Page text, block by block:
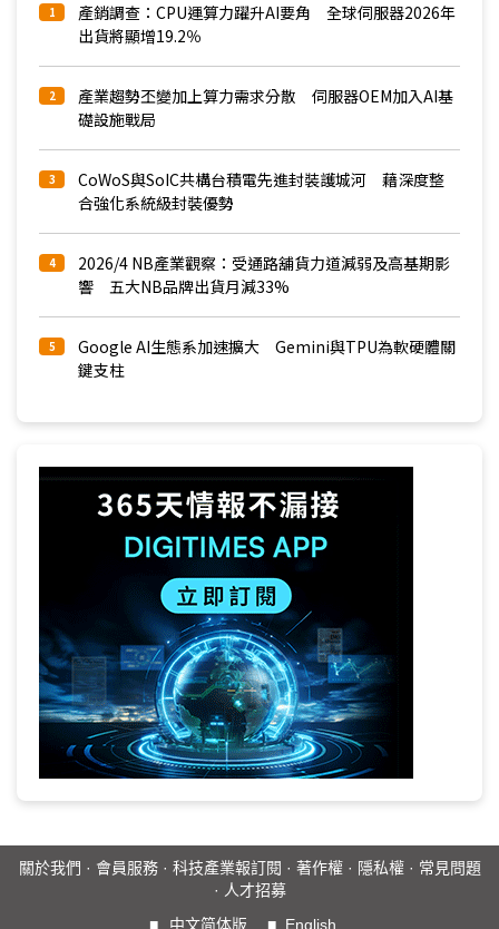
1
產銷調查：CPU運算力躍升AI要角 全球伺服器2026年
出貨將顯增19.2％
2
產業趨勢丕變加上算力需求分散 伺服器OEM加入AI基
礎設施戰局
3
CoWoS與SoIC共構台積電先進封裝護城河 藉深度整
合強化系統級封裝優勢
4
2026/4 NB產業觀察：受通路舖貨力道減弱及高基期影
響 五大NB品牌出貨月減33%
5
Google AI生態系加速擴大 Gemini與TPU為軟硬體關
鍵支柱
關於我們 · 會員服務· 科技產業報訂閱 · 著作權· 隱私權· 常見問題
· 人才招募
■
中文简体版 ■ English